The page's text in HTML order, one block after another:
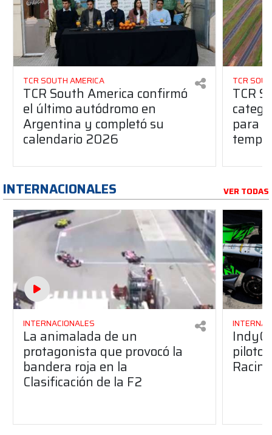
TCR SOUTH AMERICA
TCR South America confirmó
el último autódromo en
Argentina y completó su
calendario 2026
TCR
TCR
para
INTERNACIONALES VER TODAS
INTERNACIONALES
La animalada de un
protagonista que provocó la
bandera roja en la
Clasificación de la F2